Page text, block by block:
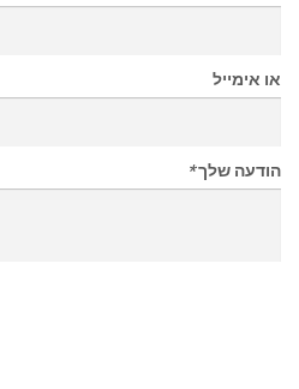
או אימייל
הודעה שלך*